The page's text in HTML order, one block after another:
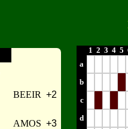
BEEIR +2
AMOS +3
1 2 3 4 5
a
b
c
d